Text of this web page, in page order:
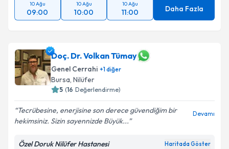
10 Ağu
09:00
10 Ağu
10:00
10 Ağu
11:00 Daha Fazla
Doç. Dr. Volkan Tümay
Genel Cerrahi +1diğer
Bursa, Nilüfer
5 (16 Değerlendirme)
Tecrübesine, enerjisine son derece güvendiğim bir
hekimsiniz. Sizin sayennizde Büyük...
Devamı
Özel Doruk Nilüfer Hastanesi Haritada Göster